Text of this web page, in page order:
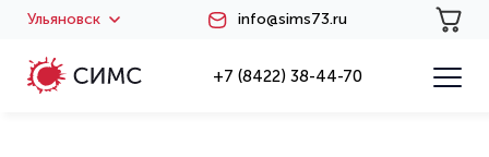
Ульяновск info@sims73.ru
+7 (8422) 38-44-70